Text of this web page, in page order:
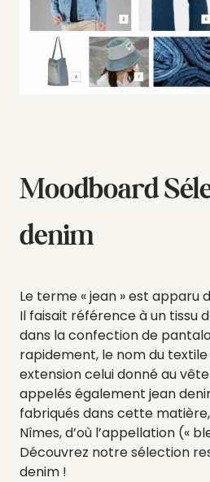
Moodboard
denim
Le terme « jean » est apparu
Il faisait référence à un tissu
dans la confection de
rapidement, le nom du
extension celui donné au
appelés également jean
fabriqués dans cette
Nîmes, d’où l’appellation («
Découvrez notre sélection
denim !